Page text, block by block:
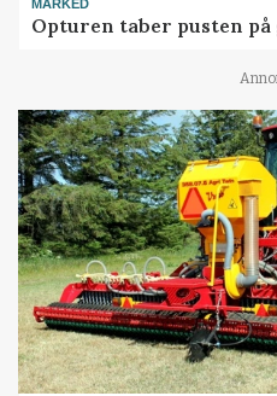
MARKED
Opturen taber pusten